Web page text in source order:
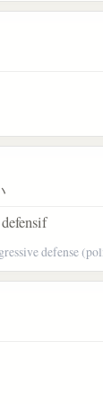
defense